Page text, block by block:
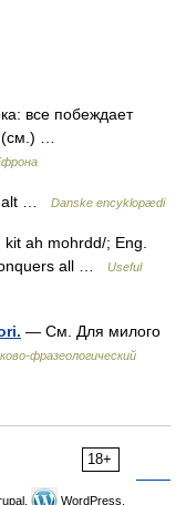
все побеждает
(см.) …
alt … Danske encyklopædi
ah mohrdd/; Eng.
all …
Useful
— См. Для милого
фразеологический
18+
WordPress,